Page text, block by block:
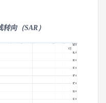
向（SAR）